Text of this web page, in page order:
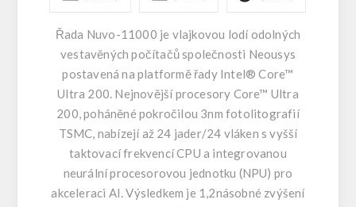
Řada Nuvo-11000 je vlajkovou lodí odolných
vestavěných počítačů společnosti Neousys
postavená na platformě řady Intel® Core™
Ultra 200. Nejnovější procesory Core™ Ultra
200, poháněné pokročilou 3nm fotolitografií
TSMC, nabízejí až 24 jader/24 vláken s vyšší
taktovací frekvencí CPU a integrovanou
neurální procesorovou jednotku (NPU) pro
akceleraci AI. Výsledkem je 1,2násobné zvýšení